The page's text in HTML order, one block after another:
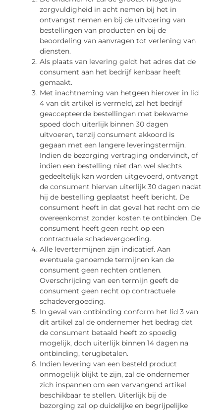
zorgvuldigheid in acht nemen bij het in
ontvangst nemen en bij de uitvoering van
bestellingen van producten en bij de
beoordeling van aanvragen tot verlening van
diensten.
Als plaats van levering geldt het adres dat de
consument aan het bedrijf kenbaar heeft
gemaakt.
Met inachtneming van hetgeen hierover in lid
4 van dit artikel is vermeld, zal het bedrijf
geaccepteerde bestellingen met bekwame
spoed doch uiterlijk binnen 30 dagen
uitvoeren, tenzij consument akkoord is
gegaan met een langere leveringstermijn.
Indien de bezorging vertraging ondervindt, of
indien een bestelling niet dan wel slechts
gedeeltelijk kan worden uitgevoerd, ontvangt
de consument hiervan uiterlijk 30 dagen nadat
hij de bestelling geplaatst heeft bericht. De
consument heeft in dat geval het recht om de
overeenkomst zonder kosten te ontbinden. De
consument heeft geen recht op een
contractuele schadevergoeding.
Alle levertermijnen zijn indicatief. Aan
eventuele genoemde termijnen kan de
consument geen rechten ontlenen.
Overschrijding van een termijn geeft de
consument geen recht op contractuele
schadevergoeding.
In geval van ontbinding conform het lid 3 van
dit artikel zal de ondernemer het bedrag dat
de consument betaald heeft zo spoedig
mogelijk, doch uiterlijk binnen 14 dagen na
ontbinding, terugbetalen.
Indien levering van een besteld product
onmogelijk blijkt te zijn, zal de ondernemer
zich inspannen om een vervangend artikel
beschikbaar te stellen. Uiterlijk bij de
bezorging zal op duidelijke en begrijpelijke